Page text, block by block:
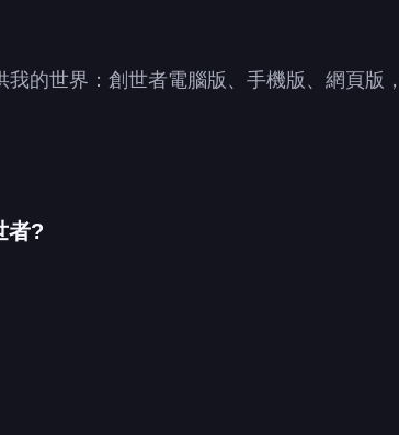
的世界：創世者電腦版、手機版、網頁版
者?